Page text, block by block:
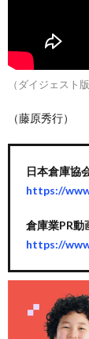
（ダイジェスト版
（藤原秀行）
日本倉庫協
https://
倉庫業PR動
https://